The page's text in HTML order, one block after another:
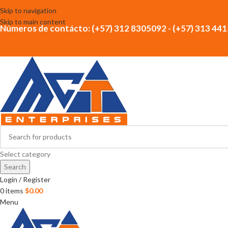
Skip to navigation
Skip to main content
Números de contácto: (+57) 312 8305092 - (+57) 313
Select category
Search
Login / Register
0items $0.00
Menu